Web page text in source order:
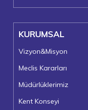
KURUMSAL
Vizyon&Misyon
Meclis Kararları
Müdürlüklerimiz
Kent Konseyi